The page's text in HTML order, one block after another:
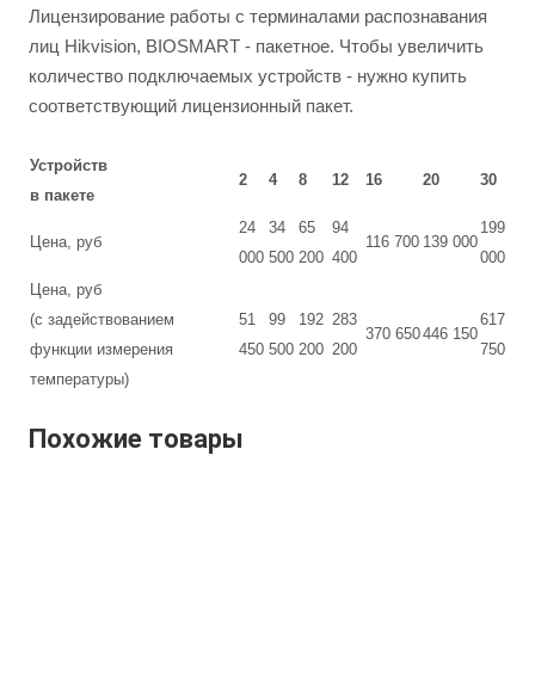
Лицензирование работы с терминалами распознавания
лиц Hikvision, BIOSMART - пакетное. Чтобы увеличить
количество подключаемых устройств - нужно купить
соответствующий лицензионный пакет.
Устройств
в пакете
2 4 8 12 16 20 30
Цена, руб
24
000
34
500
65
200
94
400
116 700 139 000
199
000
Цена, руб
(с задействованием
функции измерения
температуры)
51
450
99
500
192
200
283
200
370 650446 150
617
750
Похожие товары